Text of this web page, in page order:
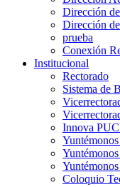
Dirección
Dirección
prueba
Conexión
Institucional
Rectorado
Sistema de
Innova
Coloquio